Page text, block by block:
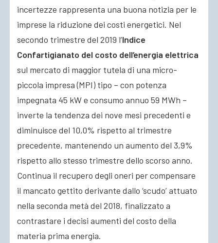
incertezze rappresenta una buona notizia per le
imprese la riduzione dei costi energetici. Nel
secondo trimestre del 2019 l’Indice
Confartigianato del costo dell’energia elettrica
sul mercato di maggior tutela di una micro-
piccola impresa (MPI) tipo – con potenza
impegnata 45 kW e consumo annuo 59 MWh –
inverte la tendenza dei nove mesi precedenti e
diminuisce del 10,0% rispetto al trimestre
precedente, mantenendo un aumento del 3,9%
rispetto allo stesso trimestre dello scorso anno.
Continua il recupero degli oneri per compensare
il mancato gettito derivante dallo ‘scudo’ attuato
nella seconda metà del 2018, finalizzato a
contrastare i decisi aumenti del costo della
materia prima energia.